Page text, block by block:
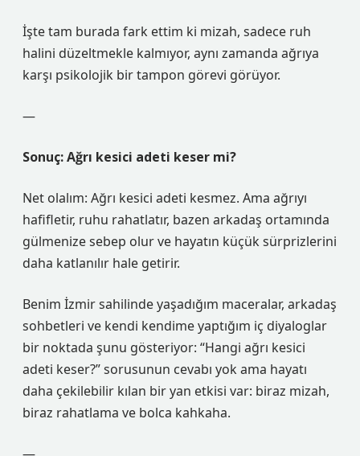
İşte tam burada fark ettim ki mizah, sadece ruh
halini düzeltmekle kalmıyor, aynı zamanda ağrıya
karşı psikolojik bir tampon görevi görüyor.
—
Sonuç: Ağrı kesici adeti keser mi?
Net olalım: Ağrı kesici adeti kesmez. Ama ağrıyı
hafifletir, ruhu rahatlatır, bazen arkadaş ortamında
gülmenize sebep olur ve hayatın küçük sürprizlerini
daha katlanılır hale getirir.
Benim İzmir sahilinde yaşadığım maceralar, arkadaş
sohbetleri ve kendi kendime yaptığım iç diyaloglar
bir noktada şunu gösteriyor: “Hangi ağrı kesici
adeti keser?” sorusunun cevabı yok ama hayatı
daha çekilebilir kılan bir yan etkisi var: biraz mizah,
biraz rahatlama ve bolca kahkaha.